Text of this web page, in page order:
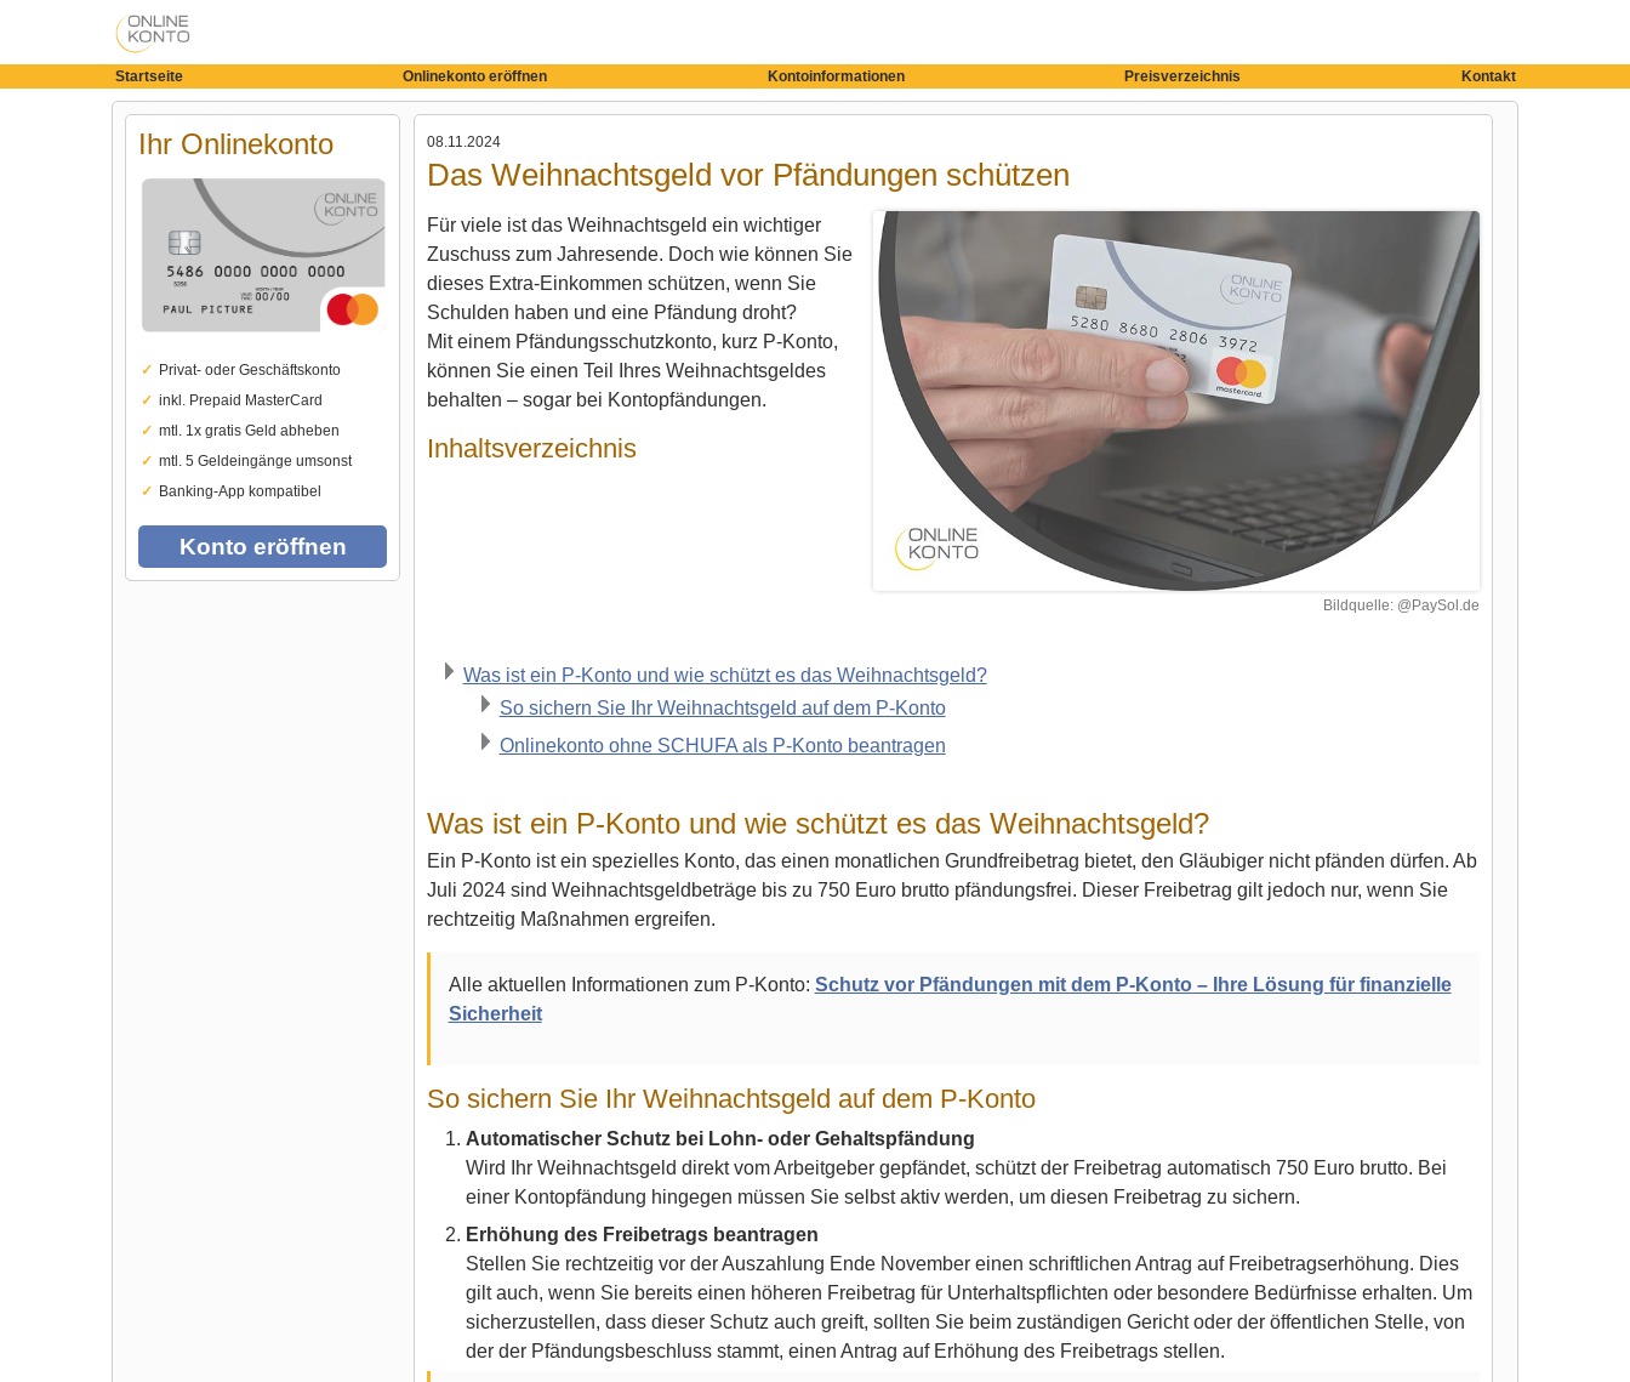
Startseite Onlinekonto eröffnen Kontoinformationen Preisverzeichnis Kontakt
Ihr Onlinekonto
Privat- oder Geschäftskonto
inkl. Prepaid MasterCard
mtl. 1x gratis Geld abheben
mtl. 5 Geldeingänge umsonst
Banking-App kompatibel
Konto eröffnen
08.11.2024
Das Weihnachtsgeld vor Pfändungen schützen
Bildquelle: @PaySol.de
Für viele ist das Weihnachtsgeld ein wichtiger
Zuschuss zum Jahresende. Doch wie können Sie
dieses Extra-Einkommen schützen, wenn Sie
Schulden haben und eine Pfändung droht?
Mit einem Pfändungsschutzkonto, kurz P-Konto,
können Sie einen Teil Ihres Weihnachtsgeldes
behalten – sogar bei Kontopfändungen.
Inhaltsverzeichnis
Was ist ein P-Konto und wie schützt es das Weihnachtsgeld?
So sichern Sie Ihr Weihnachtsgeld auf dem P-Konto
Onlinekonto ohne SCHUFA als P-Konto beantragen
Was ist ein P-Konto und wie schützt es das Weihnachtsgeld?
Ein P-Konto ist ein spezielles Konto, das einen monatlichen Grundfreibetrag bietet, den Gläubiger nicht pfänden dürfen. Ab
Juli 2024 sind Weihnachtsgeldbeträge bis zu 750 Euro brutto pfändungsfrei. Dieser Freibetrag gilt jedoch nur, wenn Sie
rechtzeitig Maßnahmen ergreifen.
Alle aktuellen Informationen zum P-Konto: Schutz vor Pfändungen mit dem P-Konto – Ihre Lösung für finanzielle
Sicherheit
So sichern Sie Ihr Weihnachtsgeld auf dem P-Konto
Automatischer Schutz bei Lohn- oder Gehaltspfändung
Wird Ihr Weihnachtsgeld direkt vom Arbeitgeber gepfändet, schützt der Freibetrag automatisch 750 Euro brutto. Bei
einer Kontopfändung hingegen müssen Sie selbst aktiv werden, um diesen Freibetrag zu sichern.
Erhöhung des Freibetrags beantragen
Stellen Sie rechtzeitig vor der Auszahlung Ende November einen schriftlichen Antrag auf Freibetragserhöhung. Dies
gilt auch, wenn Sie bereits einen höheren Freibetrag für Unterhaltspflichten oder besondere Bedürfnisse erhalten. Um
sicherzustellen, dass dieser Schutz auch greift, sollten Sie beim zuständigen Gericht oder der öffentlichen Stelle, von
der der Pfändungsbeschluss stammt, einen Antrag auf Erhöhung des Freibetrags stellen.